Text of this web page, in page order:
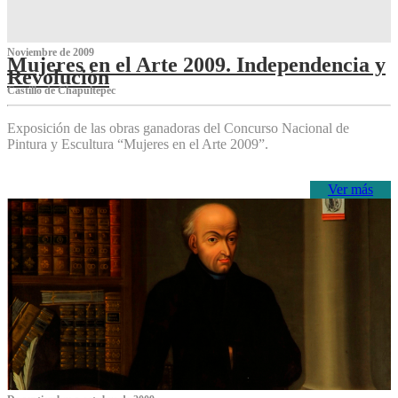
Noviembre de 2009
Mujeres en el Arte 2009. Independencia y
Revolución
Castillo de Chapultepec
Exposición de las obras ganadoras del Concurso Nacional de
Pintura y Escultura “Mujeres en el Arte 2009”.
Ver más